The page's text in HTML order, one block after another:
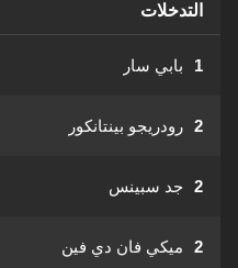
التدخلات
1 بابي سار
2 رودريجو بينتانكور
2 جد سبينس
2 ميكي فان دي فين